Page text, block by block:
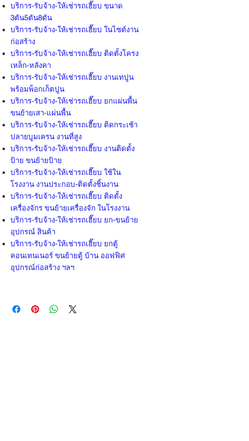
บริการ-รับจ้าง-ให้เช่ารถเฮี๊ยบ ขนาด
3ตัน5ตัน8ตัน
บริการ-รับจ้าง-ให้เช่ารถเฮี๊ยบ ในไซต์งาน
ก่อสร้าง
บริการ-รับจ้าง-ให้เช่ารถเฮี๊ยบ ติดตั้งโครง
เหล็ก-หลังคา
บริการ-รับจ้าง-ให้เช่ารถเฮี๊ยบ งานเทปูน
พร้อมพ็อกเก็ตปูน
บริการ-รับจ้าง-ให้เช่ารถเฮี๊ยบ ยกแผ่นพื้น
ขนย้ายเสา-แผ่นพื้น
บริการ-รับจ้าง-ให้เช่ารถเฮี๊ยบ ติดกระเช้า
ปลายบูมเครน งานที่สูง
บริการ-รับจ้าง-ให้เช่ารถเฮี๊ยบ งานติดตั้ง
ป้าย ขนย้ายป้าย
บริการ-รับจ้าง-ให้เช่ารถเฮี๊ยบ ใช้ใน
โรงงาน งานประกอบ-ติดตั้งชิ้นงาน
บริการ-รับจ้าง-ให้เช่ารถเฮี๊ยบ ติดตั้ง
เครื่องจักร ขนย้ายเครื่องจัก ในโรงงาน
บริการ-รับจ้าง-ให้เช่ารถเฮี๊ยบ ยก-ขนย้าย
อุปกรณ์ สินค้า
บริการ-รับจ้าง-ให้เช่ารถเฮี๊ยบ ยกตู้
คอนเทนเนอร์ ขนย้ายตู้ บ้าน ออฟฟิศ
อุปกรณ์ก่อสร้าง ฯลฯ